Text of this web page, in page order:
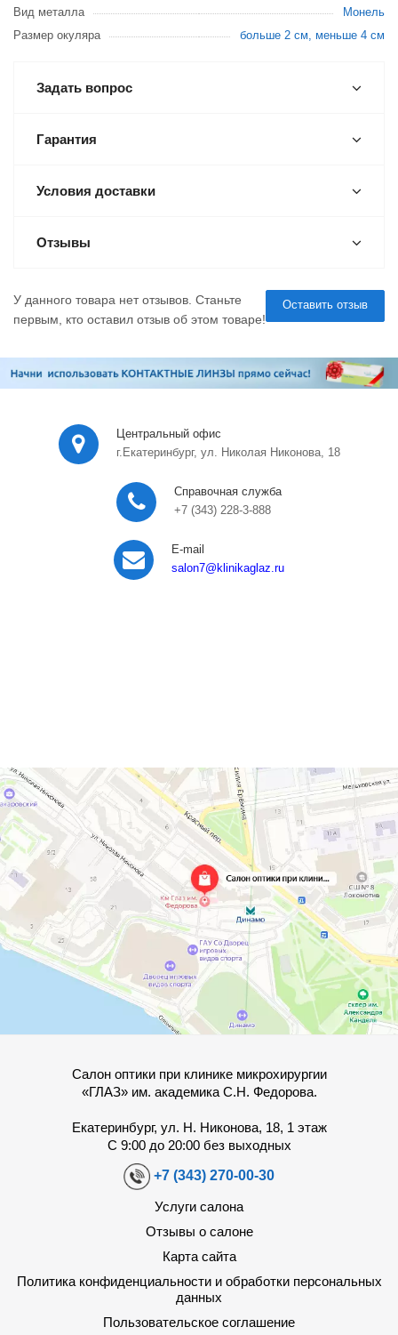
Вид металла
Монель
Размер окуляра
больше 2 см, меньше 4 см
Задать вопрос
Гарантия
Условия доставки
Отзывы
Оставить отзыв
У данного товара нет отзывов. Станьте
первым, кто оставил отзыв об этом товаре!
Центральный офис
г.Екатеринбург, ул. Николая Никонова, 18
Справочная служба
+7 (343) 228-3-888
E-mail
salon7@klinikaglaz.ru
Салон оптики при клинике микрохирургии
«ГЛАЗ» им. академика С.Н. Федорова.
Екатеринбург, ул. Н. Никонова, 18, 1 этаж
С 9:00 до 20:00 без выходных
+7 (343) 270-00-30
Услуги салона
Отзывы о салоне
Карта сайта
Политика конфиденциальности и обработки персональных
данных
Пользовательское соглашение